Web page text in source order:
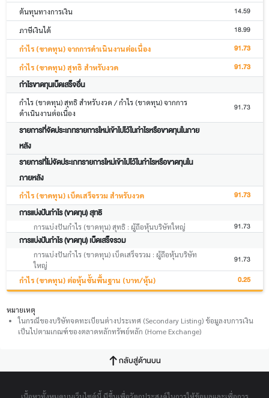
ต้นทุนทางการเงิน 14.59
ภาษีเงินได้ 18.99
กำไร (ขาดทุน) จากการดำเนินงานต่อเนื่อง 91.73
กำไร (ขาดทุน) สุทธิ สำหรับงวด 91.73
กำไรขาดทุนเบ็ดเสร็จอื่น
กำไร (ขาดทุน) สุทธิ สำหรับงวด / กำไร (ขาดทุน) จากการ
ดำเนินงานต่อเนื่อง
91.73
รายการที่จัดประเภทรายการใหม่เข้าไปไว้ในกำไรหรือขาดทุนในภาย
หลัง
รายการที่ไม่จัดประเภทรายการใหม่เข้าไปไว้ในกำไรหรือขาดทุนใน
ภายหลัง
กำไร (ขาดทุน) เบ็ดเสร็จรวม สำหรับงวด 91.73
การแบ่งปันกำไร (ขาดทุน) สุทธิ
การแบ่งปันกำไร (ขาดทุน) สุทธิ : ผู้ถือหุ้นบริษัทใหญ่ 91.73
การแบ่งปันกำไร (ขาดทุน) เบ็ดเสร็จรวม
การแบ่งปันกำไร (ขาดทุน) เบ็ดเสร็จรวม : ผู้ถือหุ้นบริษัท
ใหญ่
91.73
กำไร (ขาดทุน) ต่อหุ้นขั้นพื้นฐาน (บาท/หุ้น) 0.25
หมายเหตุ
ในกรณีของบริษัทจดทะเบียนต่างประเทศ (Secondary Listing) ข้อมูลงบการเงิน
เป็นไปตามเกณฑ์ของตลาดหลักทรัพย์หลัก (Home Exchange)
กลับสู่ด้านบน
เนื้อหาทั้งหมดบนเว็บไซต์นี้ มีขึ้นเพื่อวัตถุประสงค์ในการให้ข้อมูลและเพื่อการ